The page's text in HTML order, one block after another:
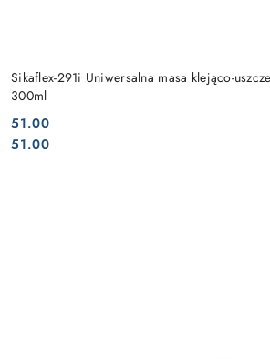
Sikaflex-291i Uniwersalna masa klejąco-
300ml
Cena:
51.00
Cena:
51.00